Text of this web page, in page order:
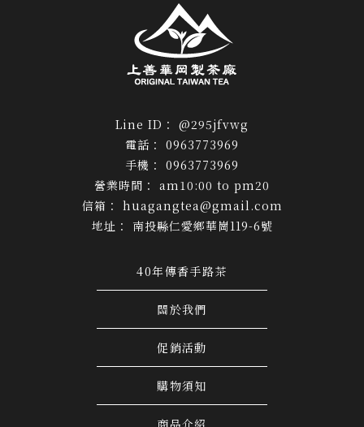
@295jfvwg
0963773969
0963773969
am10:00 to pm20
huagangtea@gmail.com
南投縣仁愛鄉華崗119-6號
40年傳香手路茶
關於我們
促銷活動
購物須知